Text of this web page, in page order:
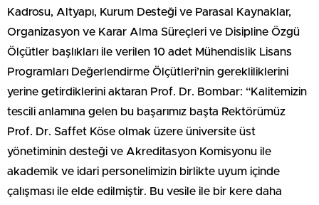
Kadrosu, Altyapı, Kurum Desteği ve Parasal Kaynaklar,
Organizasyon ve Karar Alma Süreçleri ve Disipline Özgü
Ölçütler başlıkları ile verilen 10 adet Mühendislik Lisans
Programları Değerlendirme Ölçütleri’nin gerekliliklerini
yerine getirdiklerini aktaran Prof. Dr. Bombar: “Kalitemizin
tescili anlamına gelen bu başarımız başta Rektörümüz
Prof. Dr. Saffet Köse olmak üzere üniversite üst
yönetiminin desteği ve Akreditasyon Komisyonu ile
akademik ve idari personelimizin birlikte uyum içinde
çalışması ile elde edilmiştir. Bu vesile ile bir kere daha